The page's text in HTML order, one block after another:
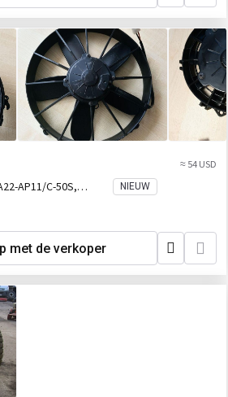
≈ 54 USD
AP11/C-50S,
K91125,
NIEUW
met de verkoper